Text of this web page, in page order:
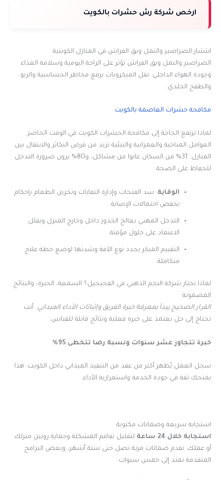
ارخص شركة رش حشرات بالكويت
انتشار الصراصير والنمل وبق الفراش في المنازل الكويتية
الصراصير والنمل وبق الفراش تؤثر على الراحة اليومية وسلامة الغذاء
وجودة الهواء الداخلي. نقل الميكروبات يرفع مخاطر الحساسية والربو
والطفح الجلدي.
مكافحة حشرات العاصمة بالكويت
لماذا ترتفع الحاجة إلى مكافحة الحشرات الكويت في الوقت الحاضر
العوامل المناخية والعمرانية والبيئية تزيد من فرص التكاثر والانتقال بين
المنازل. 31% من السكان عانوا من مشاكل، و80% يرون ضرورة التدخل
للحفاظ على الصحة.
الوقاية: سد الفتحات وإدارة النفايات وتخزين الطعام بإحكام
يخفض احتمالات الإصابة.
التدخل المهني يعالج الجذور داخل وخارج المنزل ويقلل
الاعتماد على حلول مؤقتة.
التقييم المبكر يحدد نوع الآفة وشدتها لوضع خطة علاج
متكاملة.
لماذا تختار شركة النجم الذهبي في الفحيحيل؟ السمعة، الخبرة، والنتائج
المضمونة
القرار الصحيح يبدأ بمعرفة خبرة الفريق وإثباتات الأداء الميداني. أنت
تحتاج إلى حل يعتمد على خبرة فعلية ونتائج قابلة للقياس.
خبرة تتجاوز عشر سنوات ونسبة رضا تتخطى 95%
سجل العمل يُظهر أكثر من عقد من التنفيذ الميداني داخل الكويت. هذا
يمنحك ثقة في جودة الخدمة واستمرارية الأداء.
استجابة سريعة وضمانات مكتوبة
استجابة خلال 24 ساعة
لتقليل تفاقم المشكلة وحماية روتين منزلك
أو عملك. نقدم ضمانات مرنة تصل حتى ستة أشهر، وبعض البرامج
المتقدمة تمتد إلى خمس سنوات.